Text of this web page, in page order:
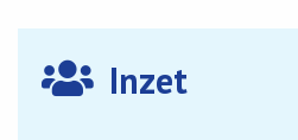
Inzet